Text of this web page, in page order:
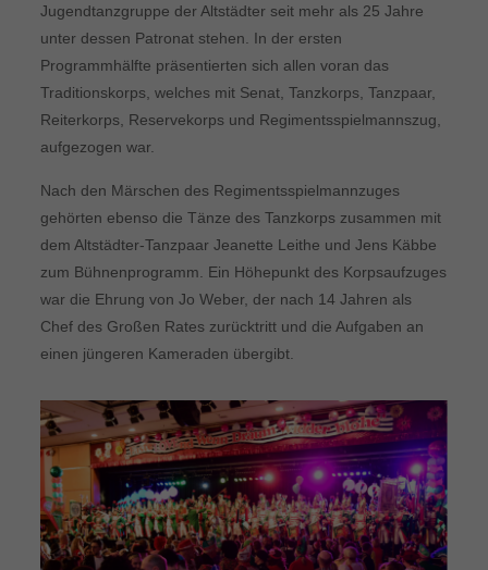
Jugendtanzgruppe der Altstädter seit mehr als 25 Jahre
unter dessen Patronat stehen. In der ersten
Programmhälfte präsentierten sich allen voran das
Traditionskorps, welches mit Senat, Tanzkorps, Tanzpaar,
Reiterkorps, Reservekorps und Regimentsspielmannszug,
aufgezogen war.
Nach den Märschen des Regimentsspielmannzuges
gehörten ebenso die Tänze des Tanzkorps zusammen mit
dem Altstädter-Tanzpaar Jeanette Leithe und Jens Käbbe
zum Bühnenprogramm. Ein Höhepunkt des Korpsaufzuges
war die Ehrung von Jo Weber, der nach 14 Jahren als
Chef des Großen Rates zurücktritt und die Aufgaben an
einen jüngeren Kameraden übergibt.